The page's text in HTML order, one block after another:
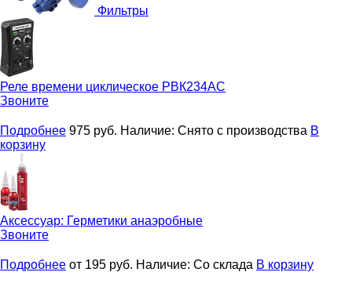
Фильтры
Реле времени циклическое РВК234AC
Звоните
Подробнее 975 руб. Наличие: Снято с производства В
корзину
Аксессуар: Герметики анаэробные
Звоните
Подробнее от 195 руб. Наличие: Со склада В корзину